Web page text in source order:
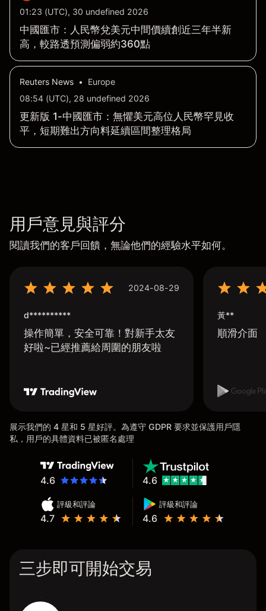
01:23 (UTC), 30 undefined 2026
中國匯市：人民幣兌美元中間價續創近三年半新
高，較路透預測偏弱約360點
Reuters News •
Europe
08:54 (UTC), 28 undefined 2026
更新版 1-中國匯市：無懼美元高位人民幣罕見收
平，短期難出方向料延續區間整理格局
用戶意見與評分
閱讀我們的客戶回饋，無論他們的經驗水平如何。
2024-08-29
d**********
操作簡單，安全可靠！對新手太友
好啦~已經推薦給周圍的朋友啦
黃**
順滑介面
展示我們的 4 星和 5 星好評。為遵守 GDPR 要求並保護用戶隱
私，用戶的具體資料已被匿名處理
4.6
評級和評論
4.7
評級和評論
4.6
4.6
三步即可開始交易